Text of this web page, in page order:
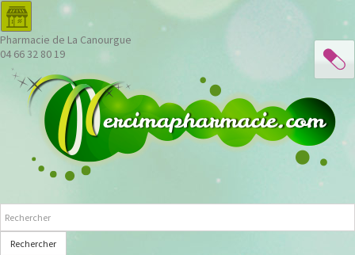
Pharmacie de La Canourgue
04 66 32 80 19
Rechercher